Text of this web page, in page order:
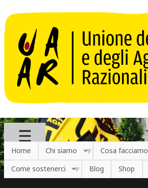
Home Chi siamo
Cosa facciamo
Come sostenerci
Blog Shop